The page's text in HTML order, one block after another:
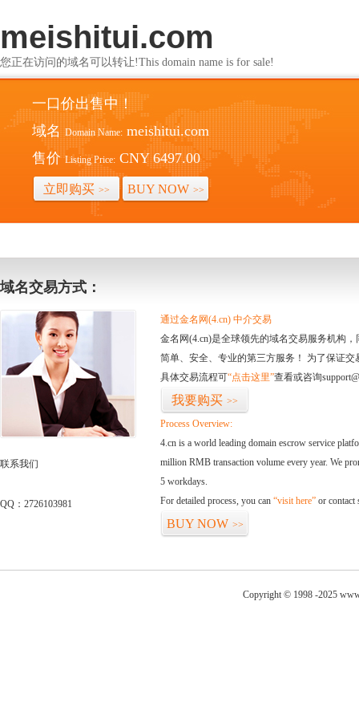
meishitui.com
您正在访问的域名可以转让!This domain name is for sale!
一口价出售中！
域名 Domain Name: meishitui.com
售价 Listing Price: CNY 6497.00
立即购买 >> BUY NOW >>
域名交易方式：
联系我们
QQ：2726103981
通过金名网(4.cn) 中介交易
金名网(4.cn)是全球领先的域名交易服务机构
简单、安全、专业的第三方服务！ 为了保证
具体交易流程可“点击这里”查看或咨询
我要购买 >>
Process Overview:
4.cn is a world leading domain escrow service
million RMB transaction volume every year. We
5 workdays.
For detailed process, you can “visit here” or contact
BUY NOW >>
Copyright © 1998 -2025